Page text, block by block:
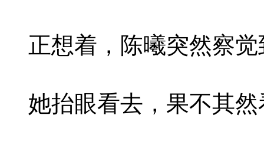
正想着，陈曦突然察觉
她抬眼看去，果不其然